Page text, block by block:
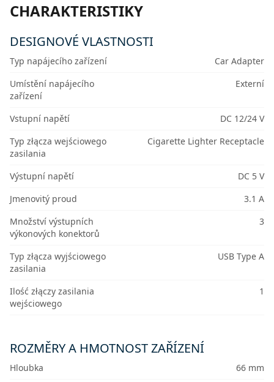
CHARAKTERISTIKY
DESIGNOVÉ VLASTNOSTI
Typ napájecího zařízení
Car Adapter
Umístění napájecího
zařízení
Externí
Vstupní napětí
DC 12/24 V
Typ złącza wejściowego
zasilania
Cigarette Lighter Receptacle
Výstupní napětí
DC 5 V
Jmenovitý proud
3.1 A
Množství výstupních
výkonových konektorů
3
Typ złącza wyjściowego
zasilania
USB Type A
Ilość złączy zasilania
wejściowego
1
ROZMĚRY A HMOTNOST ZAŘÍZENÍ
Hloubka
66 mm